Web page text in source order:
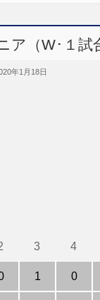
（W･１試
年1月18日
3
1
4
0